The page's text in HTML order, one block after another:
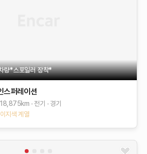
량*스포일러 장착*
스퍼레이션
18,875km 전기 경기
지색 계열